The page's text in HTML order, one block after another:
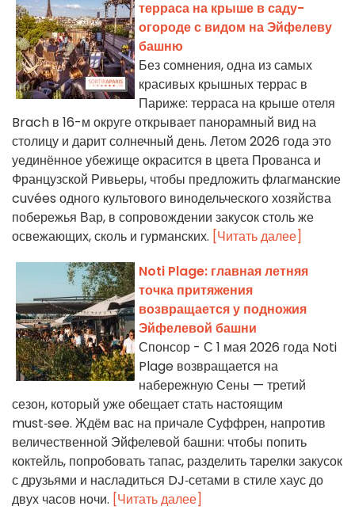
терраса на крыше в саду-
огороде с видом на Эйфелеву
башню
Без сомнения, одна из самых
красивых крышных террас в
Париже: терраса на крыше отеля
Brach в 16-м округе открывает панорамный вид на
столицу и дарит солнечный день. Летом 2026 года это
уединённое убежище окрасится в цвета Прованса и
Французской Ривьеры, чтобы предложить флагманские
cuvées одного культового винодельческого хозяйства
побережья Вар, в сопровождении закусок столь же
освежающих, сколь и гурманских. [Читать далее]
Noti Plage: главная летняя
точка притяжения
возвращается у подножия
Эйфелевой башни
Спонсор - С 1 мая 2026 года Noti
Plage возвращается на
набережную Сены — третий
сезон, который уже обещает стать настоящим
must‑see. Ждём вас на причале Суффрен, напротив
величественной Эйфелевой башни: чтобы попить
коктейль, попробовать тапас, разделить тарелки закусок
с друзьями и насладиться DJ‑сетами в стиле хаус до
двух часов ночи. [Читать далее]